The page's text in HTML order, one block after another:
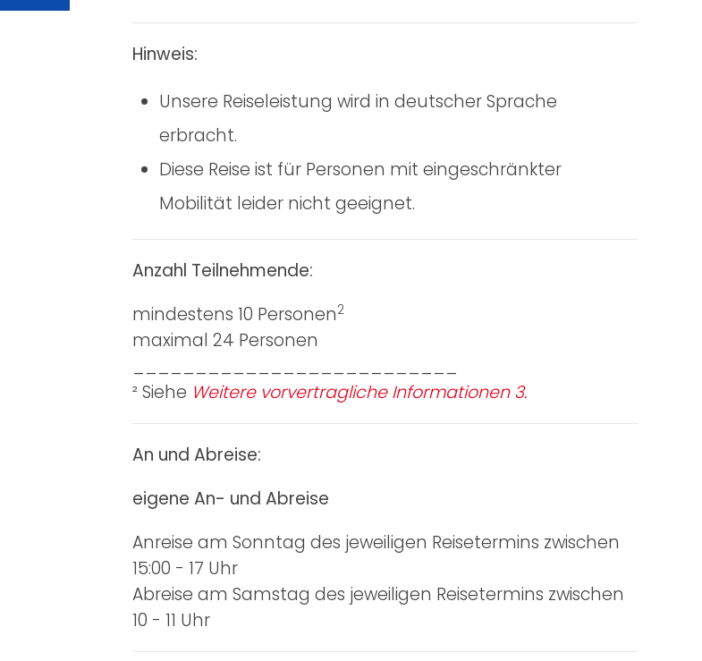
Hinweis:
Unsere Reiseleistung wird in deutscher Sprache
erbracht.
Diese Reise ist für Personen mit eingeschränkter
Mobilität leider nicht geeignet.
Anzahl Teilnehmende:
mindestens 10 Personen2
maximal 24 Personen
² Siehe Weitere vorvertragliche Informationen 3.
An und Abreise:
eigene An- und Abreise
Anreise am Sonntag des jeweiligen Reisetermins zwischen
15:00 - 17 Uhr
Abreise am Samstag des jeweiligen Reisetermins zwischen
10 - 11 Uhr